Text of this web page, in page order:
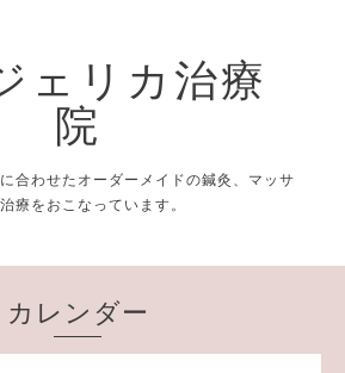
ェリカ治療
院
合わせたオーダーメイドの鍼灸、マッサ
療をおこなっています。
カレンダー